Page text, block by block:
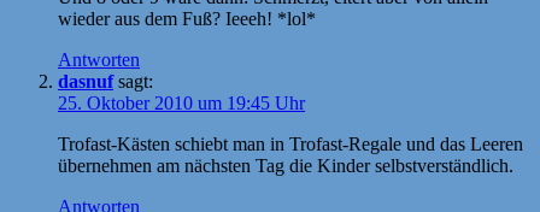
wieder aus dem Fuß? Ieeeh! *lol*
Antworten
dasnuf sagt:
25. Oktober 2010 um 19:45 Uhr
Trofast-Kästen schiebt man in Trofast-Regale und das Leeren
übernehmen am nächsten Tag die Kinder selbstverständlich.
Antworten